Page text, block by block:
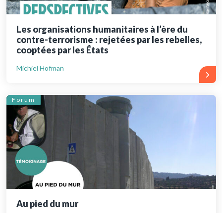
Les organisations humanitaires à l’ère du
contre-terrorisme : rejetées par les rebelles,
cooptées par les États
Michiel Hofman
Forum
Au pied du mur